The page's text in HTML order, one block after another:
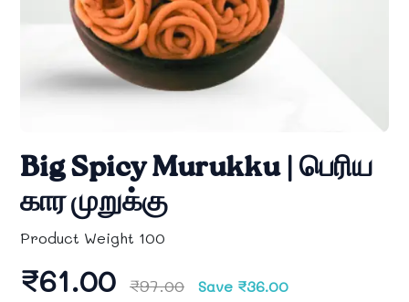
Big Spicy Murukku | பெரிய
கார முறுக்கு
Product Weight 100
₹61.00 ₹97.00 Save ₹36.00